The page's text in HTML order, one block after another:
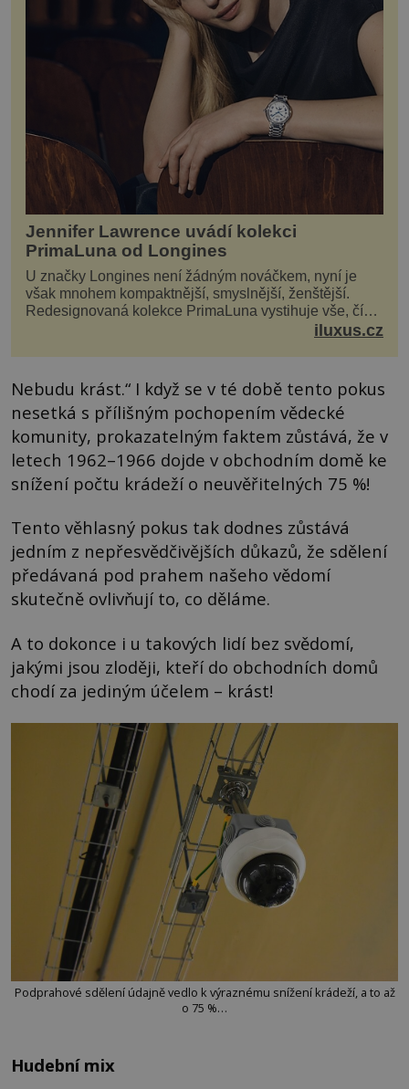
Jennifer Lawrence uvádí kolekci
PrimaLuna od Longines
U značky Longines není žádným nováčkem, nyní je
však mnohem kompaktnější, smyslnější, ženštější.
Redesignovaná kolekce PrimaLuna vystihuje vše, čím
je značka Longines dnes a čím byla i před sto dvacet...
iluxus.cz
Nebudu krást.“ I když se v té době tento pokus
nesetká s přílišným pochopením vědecké
komunity, prokazatelným faktem zůstává, že v
letech 1962–1966 dojde v obchodním domě ke
snížení počtu krádeží o neuvěřitelných 75 %!
Tento věhlasný pokus tak dodnes zůstává
jedním z nepřesvědčivějších důkazů, že sdělení
předávaná pod prahem našeho vědomí
skutečně ovlivňují to, co děláme.
A to dokonce i u takových lidí bez svědomí,
jakými jsou zloději, kteří do obchodních domů
chodí za jediným účelem – krást!
Podprahové sdělení údajně vedlo k výraznému snížení krádeží, a to až
o 75 %…
Hudební mix